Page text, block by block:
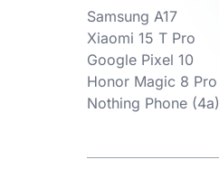
Samsung A17
Xiaomi 15 T Pro
Google Pixel 10
Honor Magic 8 Pro
Nothing Phone (4a)